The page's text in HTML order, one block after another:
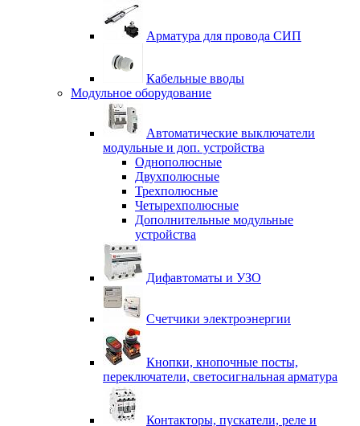
Арматура для провода СИП
Кабельные вводы
Модульное оборудование
Автоматические выключатели
модульные и доп. устройства
Однополюсные
Двухполюсные
Трехполюсные
Четырехполюсные
Дополнительные модульные
устройства
Дифавтоматы и УЗО
Счетчики электроэнергии
Кнопки, кнопочные посты,
переключатели, светосигнальная арматура
Контакторы, пускатели, реле и